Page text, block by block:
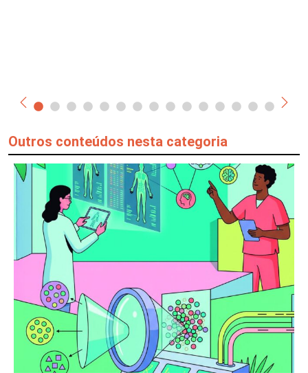
Outros conteúdos nesta categoria